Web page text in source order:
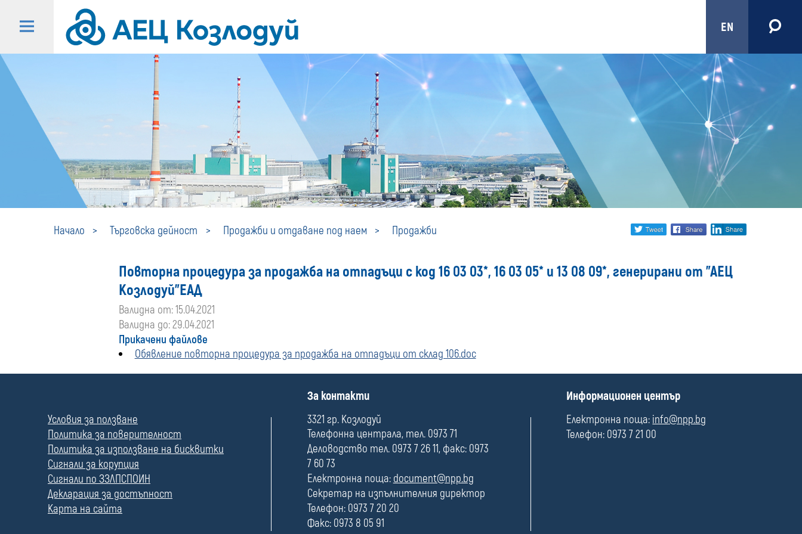
EN
Начало Търговска дейност Продажби и отдаване под наем Продажби
Продажби
Share
media
twitter facebook
Повторна процедура за продажба на отпадъци с код 16 03 03*, 16 03 05* и 13 08 09*, генерирани от "АЕЦ
Козлодуй"ЕАД
Валидна от: 15.04.2021
Валидна до: 29.04.2021
Прикачени файлове
Обявление повторна процедура за продажба на отпадъци от склад 106.doc
л
е
Условия за ползване
Политика за поверителност
Политика за използване на бисквитки
Сигнали за корупция
Сигнали по ЗЗЛПСПОИН
Декларация за достъпност
Карта на сайта
П
л
е
За контакти
3321 гр. Козлодуй
Телефонна централа, тел. 0973 71
Деловодство тел. 0973 7 26 11, факс: 0973
7 60 73
Електронна поща: document@npp.bg
Секретар на изпълнителния директор
Телефон: 0973 7 20 20
Факс: 0973 8 05 91
П
л
е
Информационен център
Електронна поща: info@npp.bg
Телефон: 0973 7 21 00